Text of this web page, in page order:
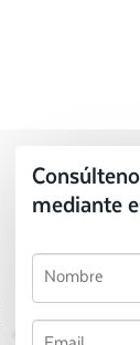
mediante